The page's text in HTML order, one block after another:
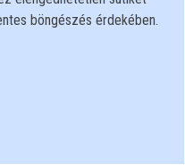
böngészés érdekében.